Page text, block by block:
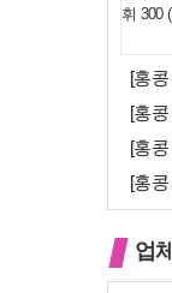
[홍
[홍콩
[홍
[홍
업